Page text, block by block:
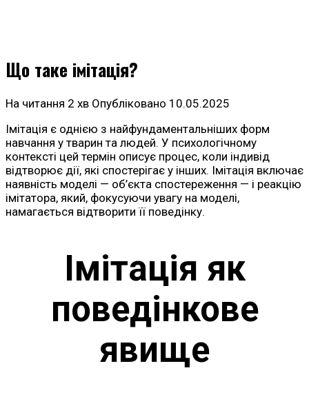
Що таке імітація?
На читання 2 хв Опубліковано 10.05.2025
Імітація є однією з найфундаментальніших форм
навчання у тварин та людей. У психологічному
контексті цей термін описує процес, коли індивід
відтворює дії, які спостерігає у інших. Імітація включає
наявність моделі — об’єкта спостереження — і реакцію
імітатора, який, фокусуючи увагу на моделі,
намагається відтворити її поведінку.
Імітація як
поведінкове
явище